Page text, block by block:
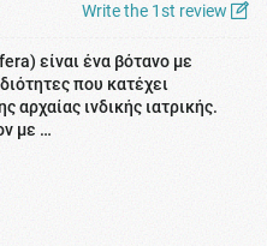
Write the 1st review
είναι ένα βότανο με
που κατέχει
αρχαίας ινδικής ιατρικής.
με …